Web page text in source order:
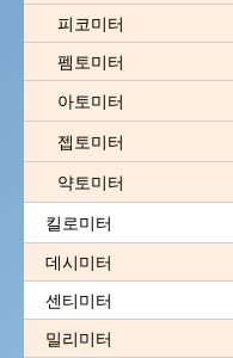
피코미터
펨토미터
아토미터
젭토미터
약토미터
킬로미터
데시미터
센티미터
밀리미터